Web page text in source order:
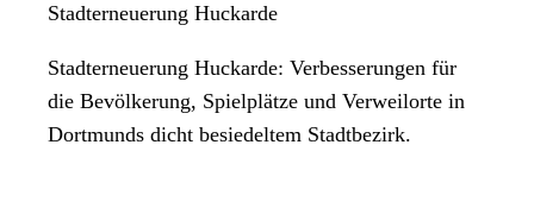
Stadterneuerung Huckarde
Stadterneuerung Huckarde: Verbesserungen für
die Bevölkerung, Spielplätze und Verweilorte in
Dortmunds dicht besiedeltem Stadtbezirk.